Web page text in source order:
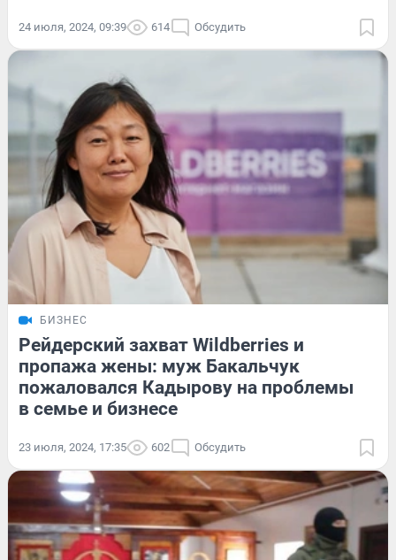
24 июля, 2024, 09:39 614 Обсудить
БИЗНЕС
Рейдерский захват Wildberries и
пропажа жены: муж Бакальчук
пожаловался Кадырову на проблемы
в семье и бизнесе
23 июля, 2024, 17:35 602 Обсудить